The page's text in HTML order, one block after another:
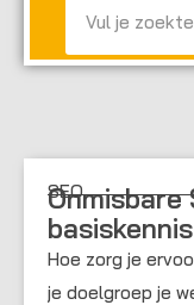
SEO
Onmisbare
basiskennis
Hoe zorg je
je doelgroep je